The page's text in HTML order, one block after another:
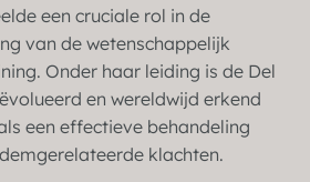
een cruciale rol in de
van de wetenschappelijk
Onder haar leiding is de Del
en wereldwijd erkend
een effectieve behandeling
klachten.